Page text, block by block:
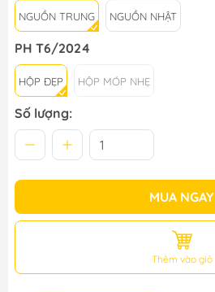
NGUỒN TRUNG NGUỒN NHẬT
PH T6/2024
HỘP ĐẸP HỘP MÓP NHẸ
Số lượng:
MUA NGAY
Thêm vào giỏ